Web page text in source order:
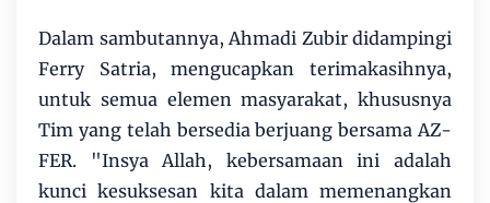
Dalam sambutannya, Ahmadi Zubir didampingi
Ferry Satria, mengucapkan terimakasihnya,
untuk semua elemen masyarakat, khususnya
Tim yang telah bersedia berjuang bersama AZ-
FER. "Insya Allah, kebersamaan ini adalah
kunci kesuksesan kita dalam memenangkan